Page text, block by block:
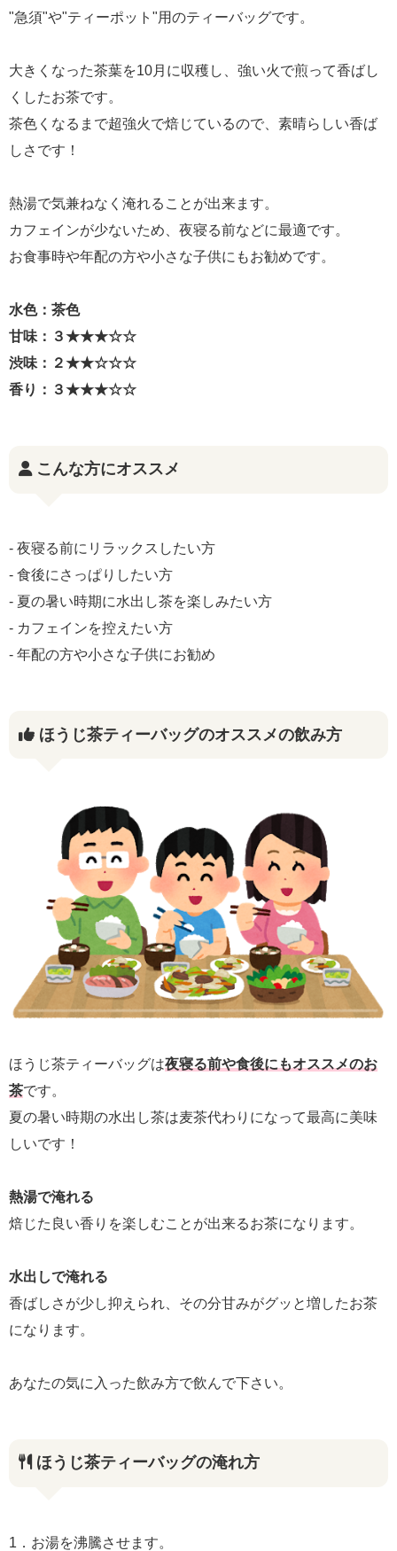
"急須"や"ティーポット"用のティーバッグです。
大きくなった茶葉を10月に収穫し、強い火で煎って香ばし
くしたお茶です。
茶色くなるまで超強火で焙じているので、素晴らしい香ば
しさです！
熱湯で気兼ねなく淹れることが出来ます。
カフェインが少ないため、夜寝る前などに最適です。
お食事時や年配の方や小さな子供にもお勧めです。
水色：茶色
甘味：３★★★☆☆
渋味：２★★☆☆☆
香り：３★★★☆☆
こんな方にオススメ
- 夜寝る前にリラックスしたい方
- 食後にさっぱりしたい方
- 夏の暑い時期に水出し茶を楽しみたい方
- カフェインを控えたい方
- 年配の方や小さな子供にお勧め
ほうじ茶ティーバッグのオススメの飲み方
ほうじ茶ティーバッグは夜寝る前や食後にもオススメのお
茶です。
夏の暑い時期の水出し茶は麦茶代わりになって最高に美味
しいです！
熱湯で淹れる
焙じた良い香りを楽しむことが出来るお茶になります。
水出しで淹れる
香ばしさが少し抑えられ、その分甘みがグッと増したお茶
になります。
あなたの気に入った飲み方で飲んで下さい。
ほうじ茶ティーバッグの淹れ方
1．お湯を沸騰させます。